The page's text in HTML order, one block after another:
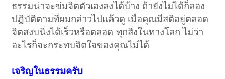
ธรรมน่าจะข่มจิตตัวเองลงได้บ้าง ถ้ายังไม่ได้ก็ลอง
ปฎิบัติตามที่ผมกล่าวไปแล้วดู เมื่อคุณมีสติอยู่ตลอด
จิตสงบนิ่งได้เร็วหรือตลอด ทุกสิ่งในทางโลก ไม่ว่า
อะไรก็จะกระทบจิตใจของคุณไม่ได้
เจริญในธรรมครับ